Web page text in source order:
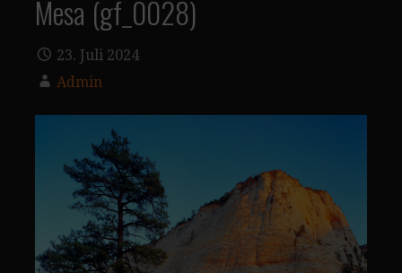
Mesa (gf_0028)
23. Juli 2024
Admin